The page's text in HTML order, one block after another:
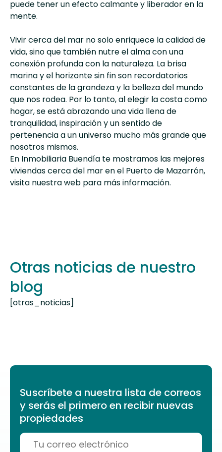
puede tener un efecto calmante y liberador en la
mente.
Vivir cerca del mar no solo enriquece la calidad de
vida, sino que también nutre el alma con una
conexión profunda con la naturaleza. La brisa
marina y el horizonte sin fin son recordatorios
constantes de la grandeza y la belleza del mundo
que nos rodea. Por lo tanto, al elegir la costa como
hogar, se está abrazando una vida llena de
tranquilidad, inspiración y un sentido de
pertenencia a un universo mucho más grande que
nosotros mismos.
En Inmobiliaria Buendía te mostramos las mejores
viviendas cerca del mar en el Puerto de Mazarrón,
visita nuestra web para más información.
Otras noticias de nuestro
blog
[otras_noticias]
Suscríbete a nuestra lista de correos
y serás el primero en recibir nuevas
propiedades